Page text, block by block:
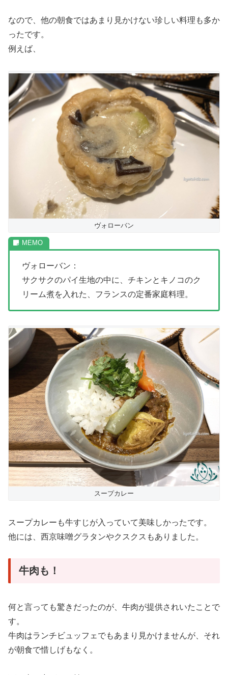
なので、他の朝食ではあまり見かけない珍しい料理も多か
ったです。
例えば、
ヴォローバン
ヴォローバン：
サクサクのパイ生地の中に、チキンとキノコのク
リーム煮を入れた、フランスの定番家庭料理。
スープカレー
スープカレーも牛すじが入っていて美味しかったです。
他には、西京味噌グラタンやクスクスもありました。
牛肉も！
何と言っても驚きだったのが、牛肉が提供されいたことで
す。
牛肉はランチビュッフェでもあまり見かけませんが、それ
が朝食で惜しげもなく。